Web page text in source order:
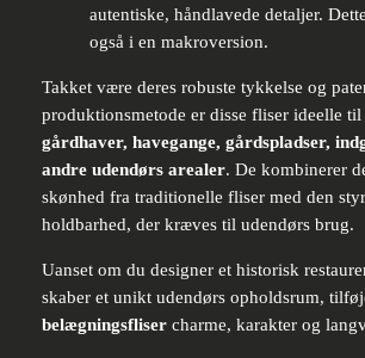
autentiske, håndlavede detaljer.
også i en makroversion.
Takket være deres robuste tykkelse og
produktionsmetode er disse fliser ideelle til
gårdhaver, havegange, gårdspladser,
andre udendørs arealer. De kombinerer
skønhed fra traditionelle fliser med den
holdbarhed, der kræves til udendørs brug.
Uanset om du designer et historisk
skaber et unikt udendørs opholdsrum,
belægningsflisercharme, karakter og